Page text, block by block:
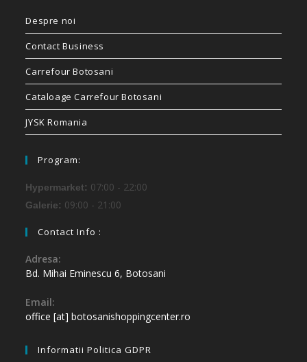
Despre noi
Contact Business
Carrefour Botosani
Cataloage Carrefour Botosani
JYSK Romania
Program:
Hypermarket: 07:00 - 22:00
Galerie: 09:00 - 21:00
Contact Info :
Adresa:
Bd. Mihai Eminescu 6, Botosani
Email:
office [at] botosanishoppingcenter.ro
Informatii Politica GDPR